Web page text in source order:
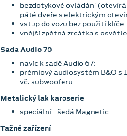
bezdotykové ovládání
páté dveře s elektrickým
vstup do vozu bez použití klíče
vnější zpětná zrcátka s
Sada Audio 70
navíc k sadě Audio 67:
prémiový audiosystém B&O s
vč. subwooferu
Metalický lak karoserie
speciální - šedá Magnetic
Tažné zařízení